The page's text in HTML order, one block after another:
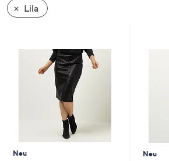
auf
nach
Lila
Neu
Neu